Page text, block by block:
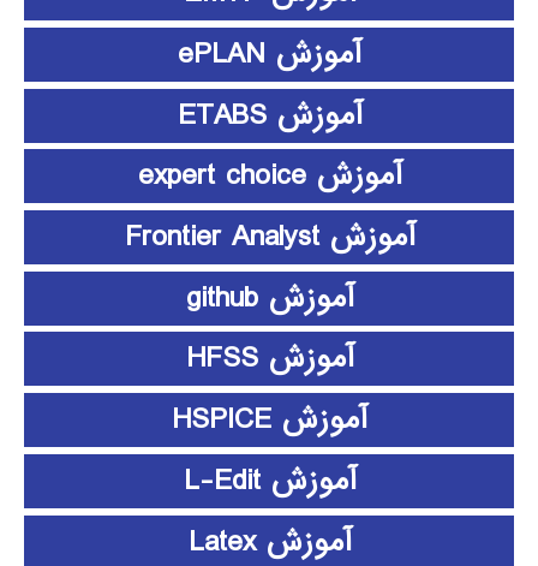
آموزش ePLAN
آموزش ETABS
آموزش expert choice
آموزش Frontier Analyst
آموزش github
آموزش HFSS
آموزش HSPICE
آموزش L-Edit
آموزش Latex